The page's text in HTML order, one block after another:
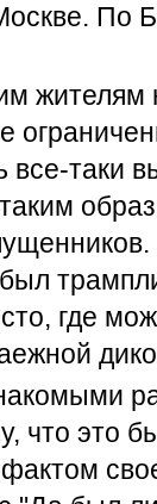
По
жителям
таки
где
что это